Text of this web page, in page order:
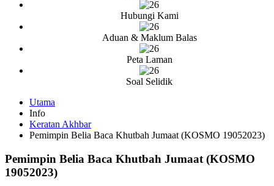
Hubungi Kami
Aduan & Maklum Balas
Peta Laman
Soal Selidik
Utama
Info
Keratan Akhbar
Pemimpin Belia Baca Khutbah Jumaat (KOSMO 19052023)
Pemimpin Belia Baca Khutbah Jumaat (KOSMO
19052023)